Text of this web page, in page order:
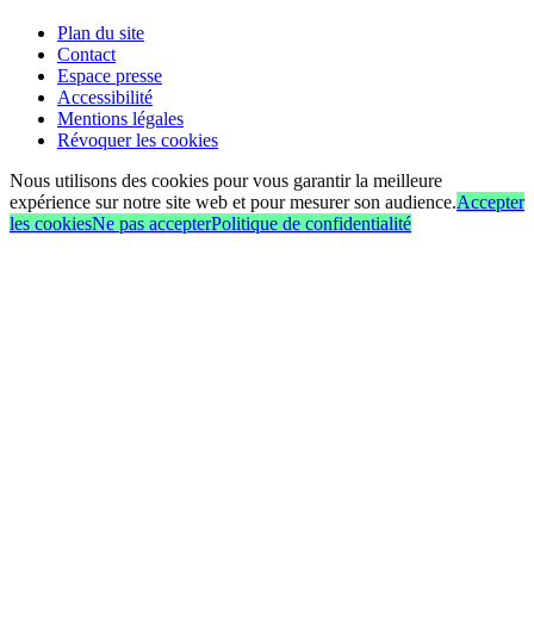
Plan du site
Contact
Espace presse
Accessibilité
Mentions légales
Révoquer les cookies
Nous utilisons des cookies pour vous garantir la meilleure
expérience sur notre site web et pour mesurer son audience.Accepter
les cookiesNe pas accepterPolitique de confidentialité